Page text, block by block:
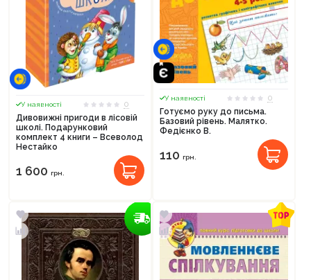
У наявності
0
Дивовижні пригоди в лісовій
школі. Подарунковий
комплект 4 книги – Всеволод
Нестайко
1 600 грн.
У наявності
0
Готуємо руку до письма.
Базовий рівень. Малятко.
Федієнко В.
110 грн.